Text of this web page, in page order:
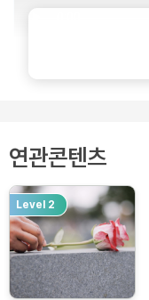
연관콘텐츠
Level 2